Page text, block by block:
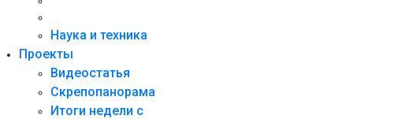
Наука и техника
Проекты
Видеостатья
Скрепопанорама
Итоги недели с